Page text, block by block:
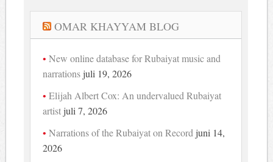
OMAR KHAYYAM BLOG
New online database for Rubaiyat music and
narrations juli 19, 2026
Elijah Albert Cox: An undervalued Rubaiyat
artist juli 7, 2026
Narrations of the Rubaiyat on Record juni 14,
2026